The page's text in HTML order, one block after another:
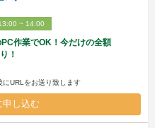
~ 14:00
PC作業でOK！今だけの全額
！
にURLをお送り致します
申し込む